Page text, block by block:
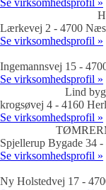
Se virksomhedsprofil »
Lærkevej 2 - 4700
Se virksomhedsprofil »
Ingemannsvej 15 -
Se virksomhedsprofil »
Lind
krogsøvej 4 - 4160
Se virksomhedsprofil »
Spjellerup Bygade 34
Se virksomhedsprofil »
Ny Holstedvej 17 -